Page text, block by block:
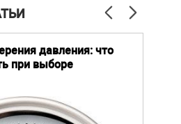
давления: что
при выборе